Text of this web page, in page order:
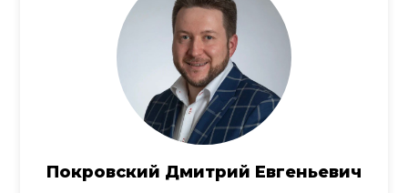
Покровский Дмитрий Евгеньевич